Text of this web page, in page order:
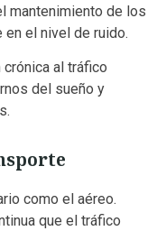
mantenimiento de los
el nivel de ruido.
crónica al tráfico
del sueño y
como el aéreo.
que el tráfico